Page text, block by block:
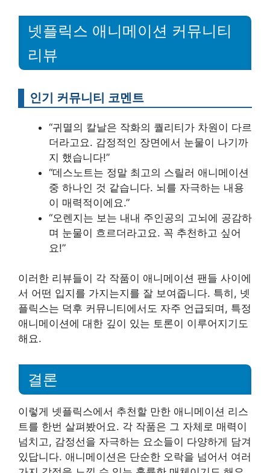
넷플릭스 애니메이션 커뮤니티
리뷰
인기 커뮤니티 코멘트
“귀멸의 칼날은 작화의 퀄리티가 차원이 다르
더라고요. 감정적인 장면에서 눈물이 나기까
지 했습니다!”
“데스노트는 정말 최고의 스릴러 애니메이션
중 하나인 것 같습니다. 뇌를 자극하는 내용
이 매력적이에요.”
“오렌지는 보는 내내 주인공의 고뇌에 공감하
며 눈물이 흐르더라고요. 꼭 추천하고 싶어
요!”
이러한 리뷰들이 각 작품이 애니메이션 팬들 사이에
서 어떤 입지를 가지는지를 잘 보여줍니다. 특히, 넷
플릭스는 덕후 커뮤니티에서도 자주 언급되며, 특정
애니메이션에 대한 깊이 있는 토론이 이루어지기도
해요.
결론
이렇게 넷플릭스에서 추천할 만한 애니메이션 리스
트를 한번 살펴봤어요. 각 작품은 그 자체로 매력이
넘치고, 감정선을 자극하는 요소들이 다양하게 담겨
있답니다. 애니메이션은 단순한 오락을 넘어서 여러